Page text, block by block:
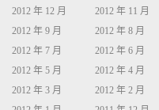
2012 年 12 月
2012 年 11 月
2012 年 9 月
2012 年 8 月
2012 年 7 月
2012 年 6 月
2012 年 5 月
2012 年 4 月
2012 年 3 月
2012 年 2 月